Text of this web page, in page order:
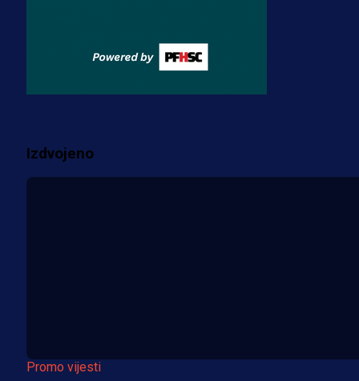
za pranje novca, pretresaju
prostorije FK Borac!
Izdvojeno
Promo vijesti